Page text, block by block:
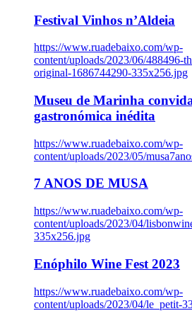
Festival Vinhos n’Aldeia
https://www.ruadebaixo.com/wp-
content/uploads/2023/06/488496-
original-1686744290-335x256.jpg
Museu de Marinha
gastronómica inédita
https://www.ruadebaixo.com/wp-
content/uploads/2023/05/
7 ANOS DE MUSA
https://www.ruadebaixo.com/wp-
content/uploads/2023/04/
335x256.jpg
Enóphilo Wine Fest 2023
https://www.ruadebaixo.com/wp-
content/uploads/2023/04/le_petit-